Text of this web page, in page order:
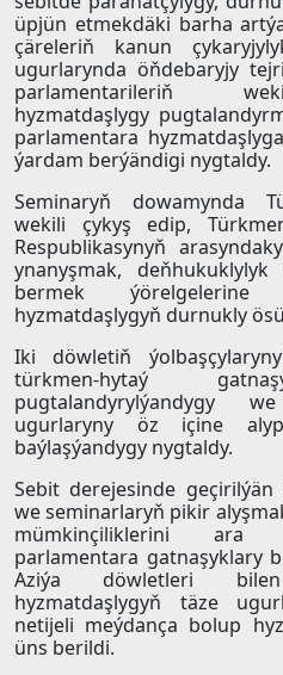
üpjün etmekdäki barha
çäreleriň kanun
ugurlarynda öňdebaryjy
parlamentarileriň
hyzmatdaşlygy
parlamentara
ýardam berýändigi nygtaldy.
Seminaryň dowamynda
wekili çykyş edip,
Respublikasynyň
ynanyşmak,
bermek ýörelgelerine
hyzmatdaşlygyň durnukly
Iki döwletiň
türkmen-hytaý
pugtalandyrylýandygy
ugurlaryny öz içine
baýlaşýandygy nygtaldy.
Sebit derejesinde
we seminarlaryň pikir
mümkinçiliklerini ara
parlamentara gatnaşyklary
Aziýa döwletleri
hyzmatdaşlygyň täze
netijeli meýdança bolup
üns berildi.